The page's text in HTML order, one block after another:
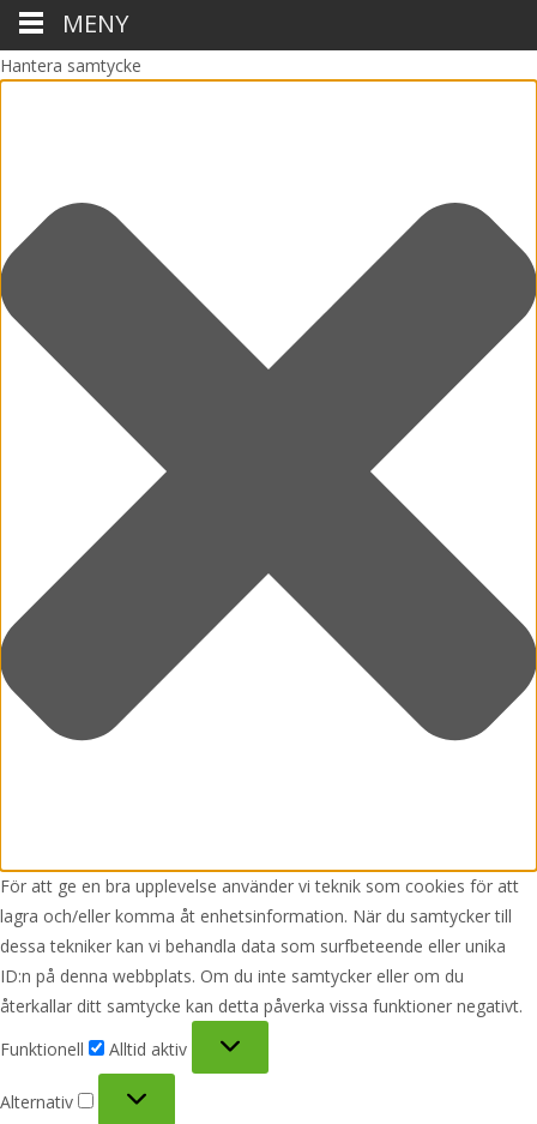
Hantera samtycke
För att ge en bra upplevelse använder vi teknik som cookies för att
lagra och/eller komma åt enhetsinformation. När du samtycker till
dessa tekniker kan vi behandla data som surfbeteende eller unika
ID:n på denna webbplats. Om du inte samtycker eller om du
återkallar ditt samtycke kan detta påverka vissa funktioner negativt.
Funktionell
Alltid aktiv
Alternativ
MENY